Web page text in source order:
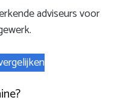
adviseurs voor